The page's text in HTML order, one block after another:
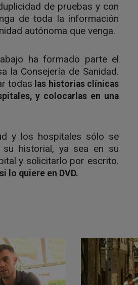
de pruebas y con
de toda la información
autónoma que venga.
ha formado parte el
la Consejería de Sanidad.
todas las historias clínicas
y colocarlas en una
y los hospitales sólo se
historial, ya sea en su
y solicitarlo por escrito.
lo quiere en DVD.